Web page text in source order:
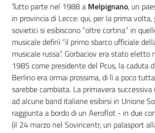
Tutto parte nel 1988 a Melpignano, un
in provincia di Lecce: qui, per la prima volta,
sovietici si esibiscono “oltre cortina” in
musicale definì “il primo sbarco ufficiale
musicale russa”. Gorbaciov era stato eletto
1985 come presidente del Pcus, la caduta
Berlino era ormai prossima, di lì a poco
sarebbe cambiata. La primavera
ad alcune band italiane esibirsi in Unione
raggiunta a bordo di un Aeroflot - in due
(il 24 marzo nel Sovincentr, un palasport